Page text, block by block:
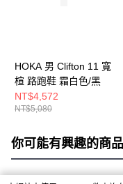
HOKA 男 Clifton 11 寬
楦 路跑鞋 霜白色/黑
NT$4,572
NT$5,080
你可能有興趣的商品